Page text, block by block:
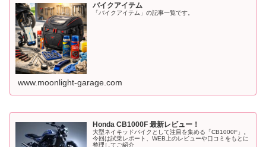
バイクアイテム
「バイクアイテム」の記事一覧です。
www.moonlight-garage.com
Honda CB1000F 最新レビュー！
大型ネイキッドバイクとして注目を集める「CB1000F」。
今回は試乗レポート、WEB上のレビューや口コミをもとに
整理してご紹介